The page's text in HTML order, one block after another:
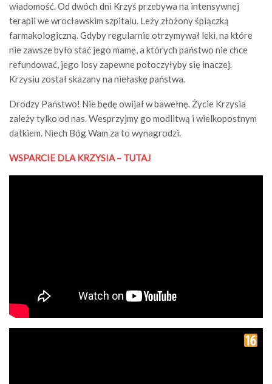
wiadomość. Od dwóch dni Krzyś przebywa na intensywnej
terapii we wrocławskim szpitalu. Leży złożony śpiączką
farmakologiczną. Gdyby regularnie otrzymywał leki, na które
nie zawsze było stać jego mamę, a których państwo nie chce
refundować, jego losy zapewne potoczyłyby się inaczej.
Krzysiu został skazany na niełaskę państwa.
Drodzy Państwo! Nie będę owijał w bawełnę. Życie Krzysia
zależy tylko od nas. Wesprzyjmy go modlitwą i wielkopostnym
datkiem. Niech Bóg Wam za to wynagrodzi.
WSPARCIE DLA KRZYSIA – TUTAJ